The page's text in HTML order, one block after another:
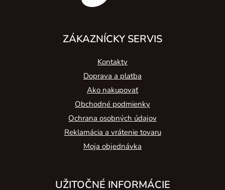
ZÁKAZNÍCKY SERVIS
Kontakty
Doprava a platba
Ako nakupovať
Obchodné podmienky
Ochrana osobných údajov
Reklamácia a vrátenie tovaru
Moja objednávka
UŽITOČNÉ INFORMÁCIE